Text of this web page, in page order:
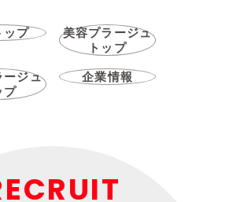
ップ
美容プラージュ
トップ
ージュ
プ
企業情報